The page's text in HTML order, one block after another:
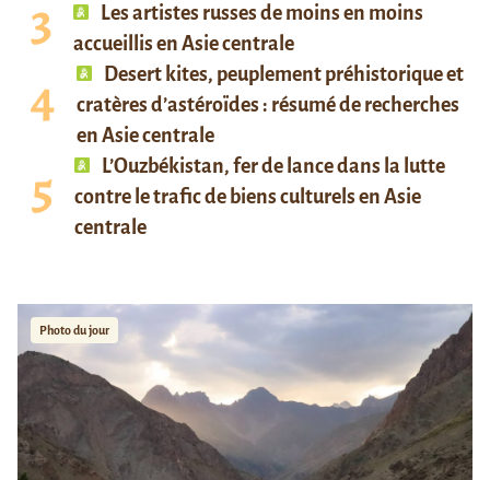
Les artistes russes de moins en moins
accueillis en Asie centrale
Desert kites, peuplement préhistorique et
cratères d’astéroïdes : résumé de recherches
en Asie centrale
L’Ouzbékistan, fer de lance dans la lutte
contre le trafic de biens culturels en Asie
centrale
Photo du jour